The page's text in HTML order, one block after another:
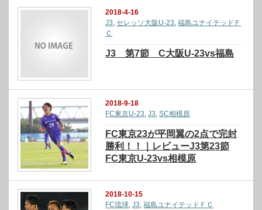
2018-4-16
J3 セレッソ大阪U-23 ,福島ユナイテッドＦ
Ｃ
J3 第7節 C大阪U-23vs福島
2018-9-18
FC東京U-23,J3,SC相模原
FC東京23が平岡翼の2点で完封
勝利！！｜レビューJ3第23節
FC東京U-23vs相模原
2018-10-15
FC琉球,J3,福島ユナイテッドＦＣ